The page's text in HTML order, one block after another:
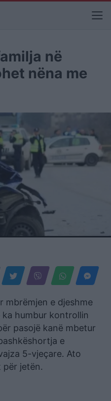
në
nëna me
mbrëmjen e djeshme
ka humbur kontrollin
pasojë kanë mbetur
e
5-vjeçare. Ato
për jetën.